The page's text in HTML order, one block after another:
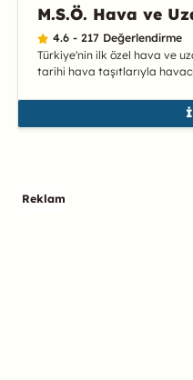
M.S.Ö. Hava ve
4.6 - 217 Değerlendirme
Türkiye'nin ilk özel hava ve
tarihi hava taşıtlarıyla
Reklam